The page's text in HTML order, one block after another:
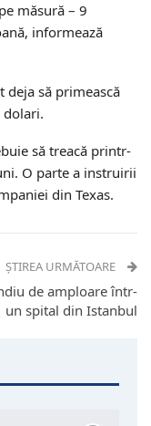
măsură – 9
informează
să primească
dolari.
să treacă printr-
O parte a instruirii
din Texas.
ȘTIREA URMĂTOARE
de amploare într-
un spital din Istanbul